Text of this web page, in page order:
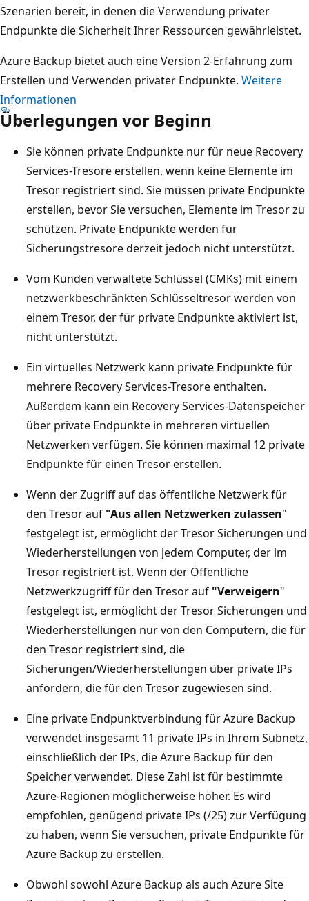
Szenarien bereit, in denen die Verwendung privater
Endpunkte die Sicherheit Ihrer Ressourcen gewährleistet.
Azure Backup bietet auch eine Version 2-Erfahrung zum
Erstellen und Verwenden privater Endpunkte. Weitere
Informationen
Überlegungen vor Beginn
Sie können private Endpunkte nur für neue Recovery
Services-Tresore erstellen, wenn keine Elemente im
Tresor registriert sind. Sie müssen private Endpunkte
erstellen, bevor Sie versuchen, Elemente im Tresor zu
schützen. Private Endpunkte werden für
Sicherungstresore derzeit jedoch nicht unterstützt.
Vom Kunden verwaltete Schlüssel (CMKs) mit einem
netzwerkbeschränkten Schlüsseltresor werden von
einem Tresor, der für private Endpunkte aktiviert ist,
nicht unterstützt.
Ein virtuelles Netzwerk kann private Endpunkte für
mehrere Recovery Services-Tresore enthalten.
Außerdem kann ein Recovery Services-Datenspeicher
über private Endpunkte in mehreren virtuellen
Netzwerken verfügen. Sie können maximal 12 private
Endpunkte für einen Tresor erstellen.
Wenn der Zugriff auf das öffentliche Netzwerk für
den Tresor auf "Aus allen Netzwerken zulassen"
festgelegt ist, ermöglicht der Tresor Sicherungen und
Wiederherstellungen von jedem Computer, der im
Tresor registriert ist. Wenn der Öffentliche
Netzwerkzugriff für den Tresor auf "Verweigern"
festgelegt ist, ermöglicht der Tresor Sicherungen und
Wiederherstellungen nur von den Computern, die für
den Tresor registriert sind, die
Sicherungen/Wiederherstellungen über private IPs
anfordern, die für den Tresor zugewiesen sind.
Eine private Endpunktverbindung für Azure Backup
verwendet insgesamt 11 private IPs in Ihrem Subnetz,
einschließlich der IPs, die Azure Backup für den
Speicher verwendet. Diese Zahl ist für bestimmte
Azure-Regionen möglicherweise höher. Es wird
empfohlen, genügend private IPs (/25) zur Verfügung
zu haben, wenn Sie versuchen, private Endpunkte für
Azure Backup zu erstellen.
Obwohl sowohl Azure Backup als auch Azure Site